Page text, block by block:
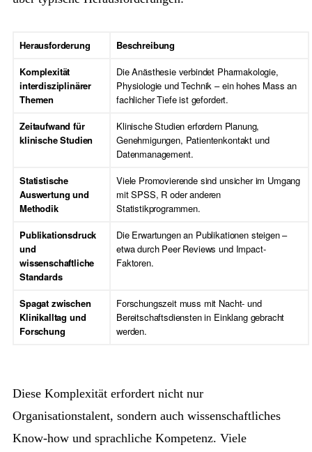
Herausforderung
Beschreibung
Komplexität
interdisziplinärer
Themen
Die Anästhesie verbindet Pharmakologie,
Physiologie und Technik – ein hohes Mass an
fachlicher Tiefe ist gefordert.
Zeitaufwand für
klinische Studien
Klinische Studien erfordern Planung,
Genehmigungen, Patientenkontakt und
Datenmanagement.
Statistische
Auswertung und
Methodik
Viele Promovierende sind unsicher im Umgang
mit SPSS, R oder anderen
Statistikprogrammen.
Publikationsdruck
und
wissenschaftliche
Standards
Die Erwartungen an Publikationen steigen –
etwa durch Peer Reviews und Impact-
Faktoren.
Spagat zwischen
Klinikalltag und
Forschung
Forschungszeit muss mit Nacht- und
Bereitschaftsdiensten in Einklang gebracht
werden.
Diese Komplexität erfordert nicht nur
Organisationstalent, sondern auch wissenschaftliches
Know-how und sprachliche Kompetenz. Viele